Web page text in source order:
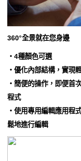
360°全景就在您身邊
・4種顏色可選
・優化內部結構，實
・簡便的操作，即便首
程式
・使用專用編輯應用程
鬆地進行編輯